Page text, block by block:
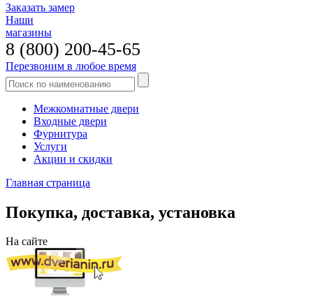
Заказать замер
Наши
магазины
8 (800) 200-45-65
Перезвоним в любое время
Межкомнатные двери
Входные двери
Фурнитура
Услуги
Акции и скидки
Главная страница
Покупка, доставка, установка
На сайте